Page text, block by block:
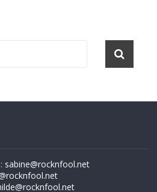
sabine@rocknfool.net